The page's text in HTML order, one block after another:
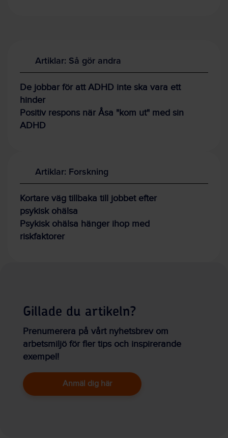
Artiklar: Så gör andra
De jobbar för att ADHD inte ska vara ett
hinder
Positiv respons när Åsa "kom ut" med sin
ADHD
Artiklar: Forskning
Kortare väg tillbaka till jobbet efter
psykisk ohälsa
Psykisk ohälsa hänger ihop med
riskfaktorer
Gillade du artikeln?
Prenumerera på vårt nyhetsbrev om
arbetsmiljö för fler tips och inspirerande
exempel!
Anmäl dig här